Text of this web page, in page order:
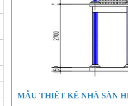
MẪU THIẾT KẾ NHÀ SÀN